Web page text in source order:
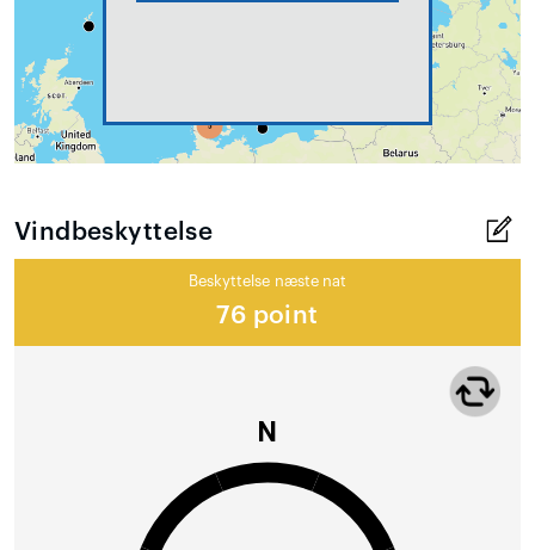
Vindbeskyttelse
Beskyttelse næste nat
76 point
N